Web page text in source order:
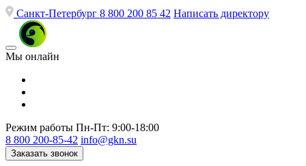
Санкт-Петербург 8 800 200 85 42 Написать директору
Мы онлайн
Режим работы Пн-Пт: 9:00-18:00
8 800 200-85-42 info@gkn.su
Заказать звонок